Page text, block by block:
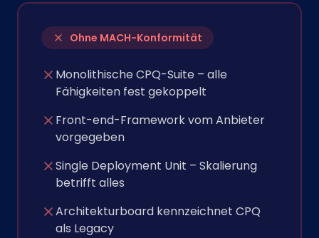
Ohne MACH-Konformität
Monolithische CPQ-Suite – alle
Fähigkeiten fest gekoppelt
Front-end-Framework vom Anbieter
vorgegeben
Single Deployment Unit – Skalierung
betrifft alles
Architekturboard kennzeichnet CPQ
als Legacy